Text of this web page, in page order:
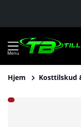
Hjem Kosttilskud
Produktbilleder Star